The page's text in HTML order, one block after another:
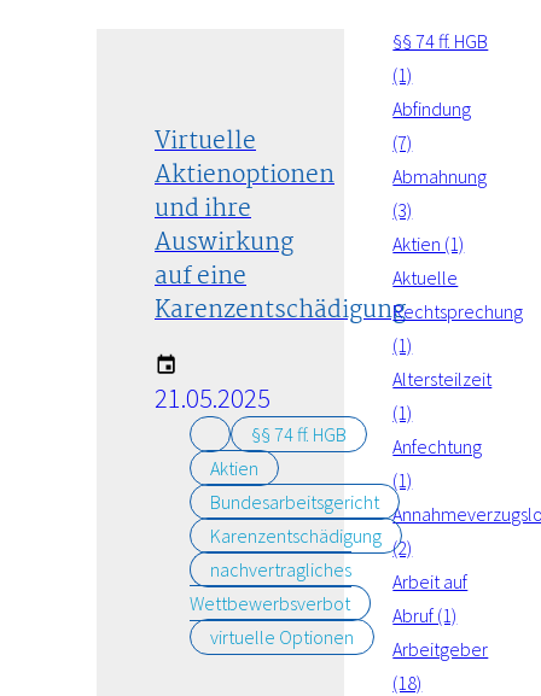
Virtuelle
Aktienoptionen
und ihre
Auswirkung
auf eine
Karenzentschädigung
21.05.2025
§§ 74 ff. HGB
Aktien
Bundesarbeitsgericht
Karenzentschädigung
nachvertragliches
Wettbewerbsverbot
virtuelle Optionen
§§ 74 ff. HGB
(1)
Abfindung
(7)
Abmahnung
(3)
Aktien (1)
Aktuelle
Rechtsprechung
(1)
Altersteilzeit
(1)
Anfechtung
(1)
(2)
Arbeit auf
Abruf (1)
Arbeitgeber
(18)